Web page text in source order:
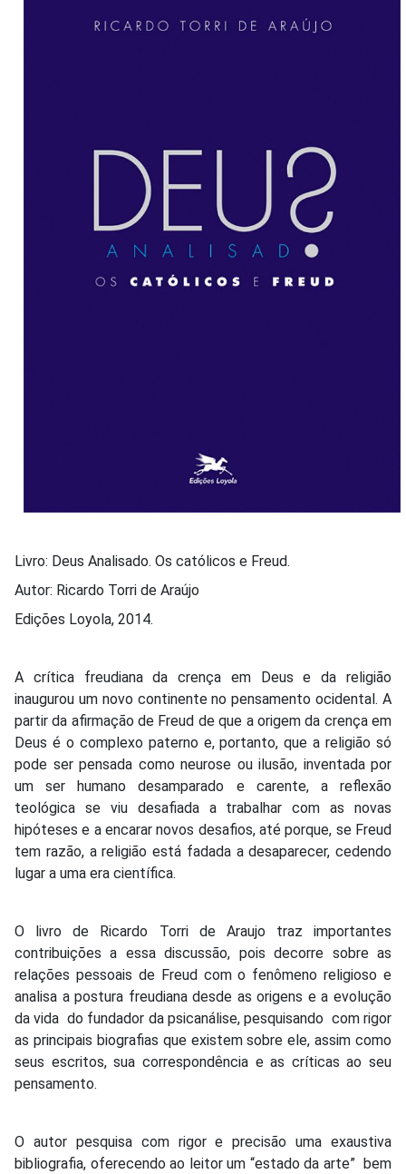
Livro: Deus Analisado. Os católicos e Freud.
Autor: Ricardo Torri de Araújo
Edições Loyola, 2014.
A crítica freudiana da crença em Deus e da religião
inaugurou um novo continente no pensamento ocidental. A
partir da afirmação de Freud de que a origem da crença em
Deus é o complexo paterno e, portanto, que a religião só
pode ser pensada como neurose ou ilusão, inventada por
um ser humano desamparado e carente, a reflexão
teológica se viu desafiada a trabalhar com as novas
hipóteses e a encarar novos desafios, até porque, se Freud
tem razão, a religião está fadada a desaparecer, cedendo
lugar a uma era científica.
O livro de Ricardo Torri de Araujo traz importantes
contribuições a essa discussão, pois decorre sobre as
relações pessoais de Freud com o fenômeno religioso e
analisa a postura freudiana desde as origens e a evolução
da vida do fundador da psicanálise, pesquisando com rigor
as principais biografias que existem sobre ele, assim como
seus escritos, sua correspondência e as críticas ao seu
pensamento.
O autor pesquisa com rigor e precisão uma exaustiva
bibliografia, oferecendo ao leitor um “estado da arte” bem